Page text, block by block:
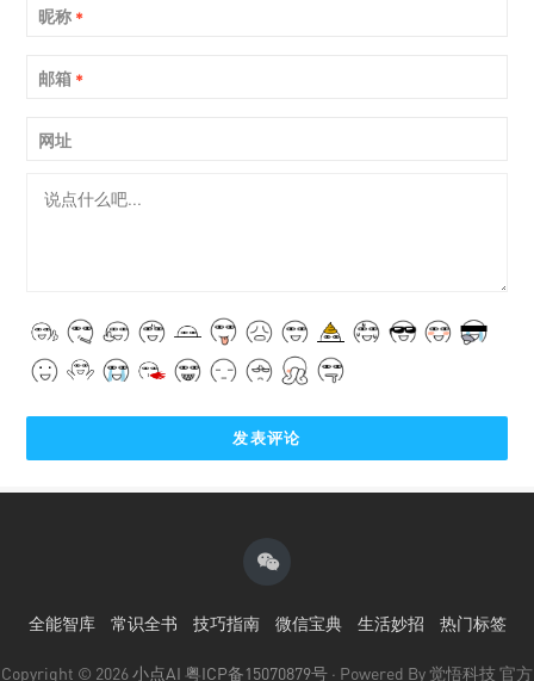
昵称 *
邮箱 *
网址
全能智库 常识全书 技巧指南 微信宝典 生活妙招 热门标签
Copyright © 2026小点AI 粤ICP备15070879号 · Powered By 觉悟科技 官方